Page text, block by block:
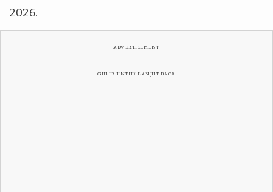
2026.
ADVERTISEMENT
GULIR UNTUK LANJUT BACA